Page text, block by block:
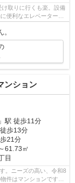
取りに行くも楽。設備
便利なエレベーターが
ンション
」駅 徒歩11分
徒歩13分
21分
61.73㎡
目
。ニーズの高い、令和8
件はマンションです。